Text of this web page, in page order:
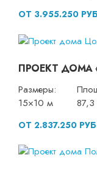
ОТ 3.955.250
ПРОЕКТ ДОМА
Размеры:
15×10 м
ОТ 2.837.250